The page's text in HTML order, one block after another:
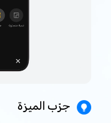
جرّب الميزة